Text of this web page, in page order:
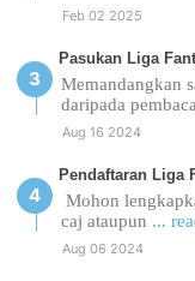
Feb 02 2025
Pasukan Liga
Memandangkan
daripada
Aug 16 2024
Pendaftaran Liga
Mohon
caj ataupun ...
Aug 06 2024